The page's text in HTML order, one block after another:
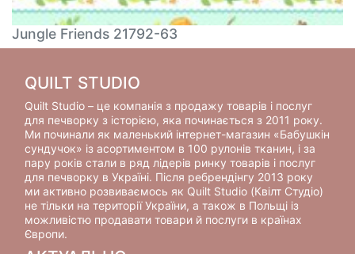
Jungle Friends 21792-63
QUILT STUDIO
Quilt Studio – це компанія з продажу товарів і послуг
для печворку з історією, яка починається з 2011 року.
Ми починали як маленький інтернет-магазин «Бабушкін
сундучок» із асортиментом в 100 рулонів тканин, і за
пару років стали в ряд лідерів ринку товарів і послуг
для печворку в Україні. Після ребрендінгу 2013 року
ми активно розвиваємось як Quilt Studio (Квілт Студіо)
не тільки на території України, а також в Польщі із
можливістю продавати товари й послуги в країнах
Європи.